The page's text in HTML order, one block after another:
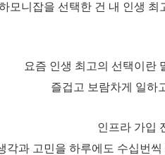
모니잡을 선택한 건 내 인생 최
요즘 인생 최고의 선택이란
즐겁고 보람차게 일하
인프라 가입
각과 고민을 하루에도 수십번